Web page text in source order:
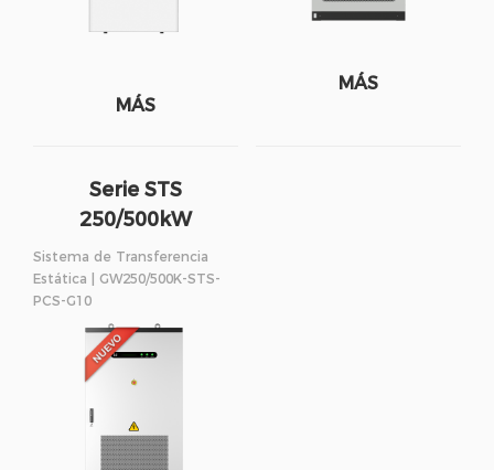
MÁS
MÁS
Serie STS
250/500kW
Sistema de Transferencia
Estática | GW250/500K-STS-
PCS-G10